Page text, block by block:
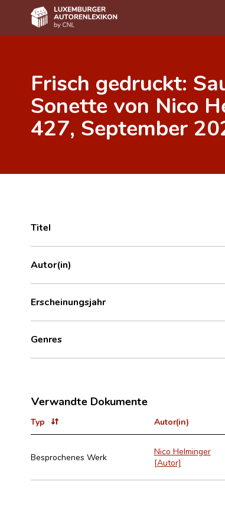
Autor(inn)en A-Z
Erweiterte Suche
Häufige Fragen und Antworten
Forschungsgruppe
Frisch gedruckt:
Sonette von Nico
427, September
Titel
Autor(in)
Erscheinungsjahr
Genres
Verwandte Dokumente
Typ Autor(in)
Besprochenes Werk
Nico Helminger
[Autor]